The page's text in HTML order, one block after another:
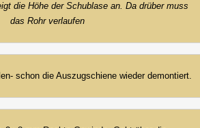
die Höhe der Schublase an. Da drüber muss
das Rohr verlaufen
schon die Auszugschiene wieder demontiert.